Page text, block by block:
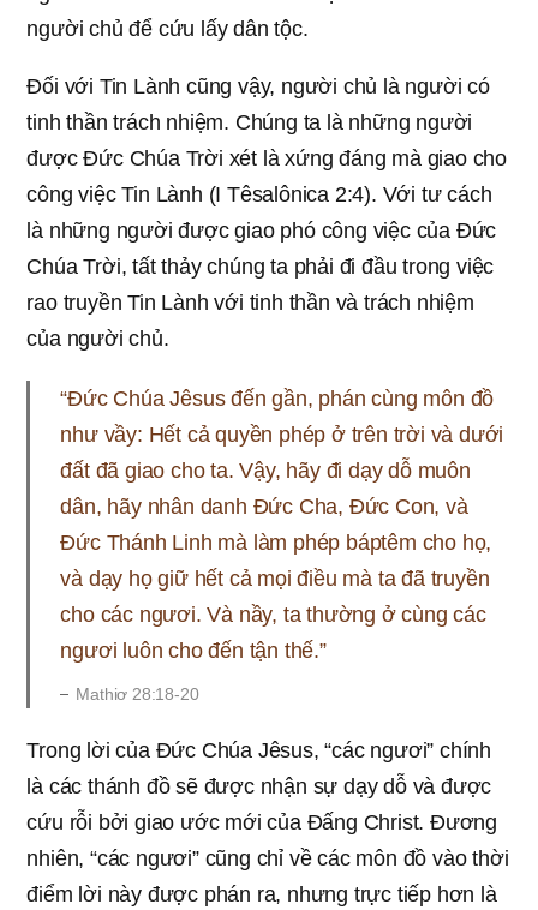
người chủ để cứu lấy dân tộc.
Đối với Tin Lành cũng vậy, người chủ là người có
tinh thần trách nhiệm. Chúng ta là những người
được Đức Chúa Trời xét là xứng đáng mà giao cho
công việc Tin Lành (I Têsalônica 2:4). Với tư cách
là những người được giao phó công việc của Đức
Chúa Trời, tất thảy chúng ta phải đi đầu trong việc
rao truyền Tin Lành với tinh thần và trách nhiệm
của người chủ.
“Ðức Chúa Jêsus đến gần, phán cùng môn đồ
như vầy: Hết cả quyền phép ở trên trời và dưới
đất đã giao cho ta. Vậy, hãy đi dạy dỗ muôn
dân, hãy nhân danh Ðức Cha, Ðức Con, và
Ðức Thánh Linh mà làm phép báptêm cho họ,
và dạy họ giữ hết cả mọi điều mà ta đã truyền
cho các ngươi. Và nầy, ta thường ở cùng các
ngươi luôn cho đến tận thế.”
Mathiơ 28:18-20
Trong lời của Đức Chúa Jêsus, “các ngươi” chính
là các thánh đồ sẽ được nhận sự dạy dỗ và được
cứu rỗi bởi giao ước mới của Đấng Christ. Đương
nhiên, “các ngươi” cũng chỉ về các môn đồ vào thời
điểm lời này được phán ra, nhưng trực tiếp hơn là